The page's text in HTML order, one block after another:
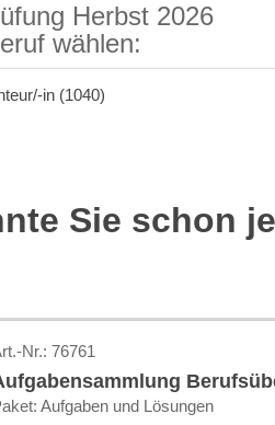
Herbst 2026
wählen:
in (1040)
Sie schon
Nr.: 76761
Aufgaben und Lösungen